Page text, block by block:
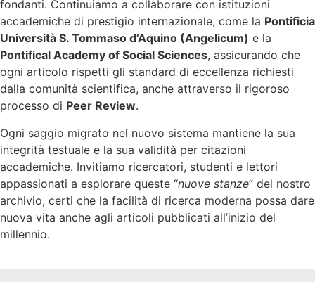
fondanti. Continuiamo a collaborare con istituzioni
accademiche di prestigio internazionale, come la Pontificia
Università S. Tommaso d’Aquino (Angelicum) e la
Pontifical Academy of Social Sciences, assicurando che
ogni articolo rispetti gli standard di eccellenza richiesti
dalla comunità scientifica, anche attraverso il rigoroso
processo di Peer Review.
Ogni saggio migrato nel nuovo sistema mantiene la sua
integrità testuale e la sua validità per citazioni
accademiche. Invitiamo ricercatori, studenti e lettori
appassionati a esplorare queste “nuove stanze” del nostro
archivio, certi che la facilità di ricerca moderna possa dare
nuova vita anche agli articoli pubblicati all’inizio del
millennio.